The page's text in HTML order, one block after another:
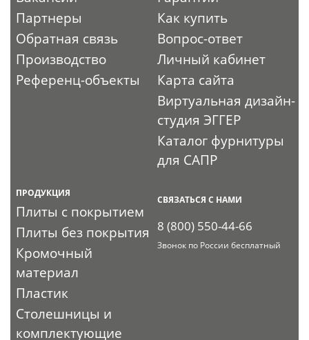
Партнеры
Обратная связь
Производство
Референц-объекты
Как купить
Вопрос-ответ
Личный кабинет
Карта сайта
Виртуальная дизайн-
студия ЭГГЕР
Каталог фурнитуры
для САПР
ПРОДУКЦИЯ
Плиты с покрытием
Плиты без покрытия
Кромочный
материал
Пластик
Столешницы и
комплектующие
СВЯЗАТЬСЯ С НАМИ
8 (800) 550-44-66
Звонок по России бесплатный